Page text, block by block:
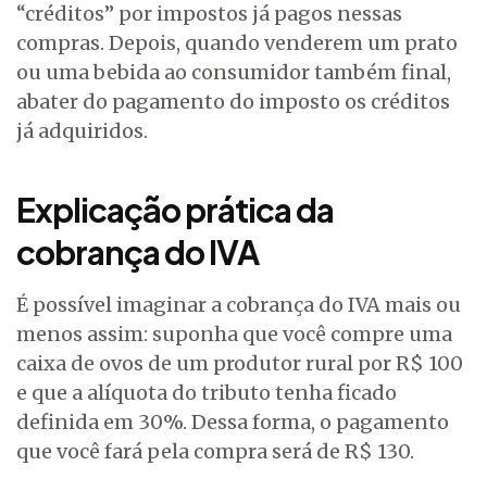
“créditos” por impostos já pagos nessas
compras. Depois, quando venderem um prato
ou uma bebida ao consumidor também final,
abater do pagamento do imposto os créditos
já adquiridos.
Explicação prática da
cobrança do IVA
É possível imaginar a cobrança do IVA mais ou
menos assim: suponha que você compre uma
caixa de ovos de um produtor rural por R$ 100
e que a alíquota do tributo tenha ficado
definida em 30%. Dessa forma, o pagamento
que você fará pela compra será de R$ 130.